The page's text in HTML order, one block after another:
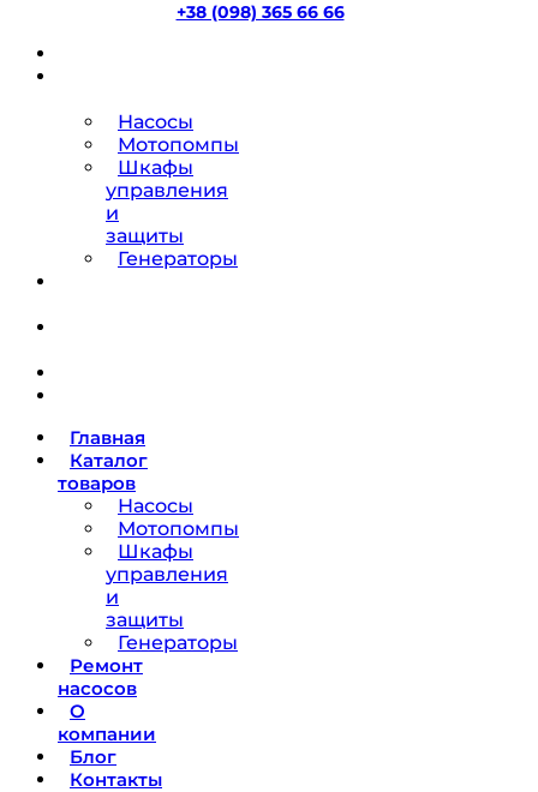
+38 (098) 365 66 66
Насосы
Мотопомпы
Шкафы
управления
и
защиты
Генераторы
Главная
Каталог
товаров
Насосы
Мотопомпы
Шкафы
управления
и
защиты
Генераторы
Ремонт
насосов
О
компании
Блог
Контакты